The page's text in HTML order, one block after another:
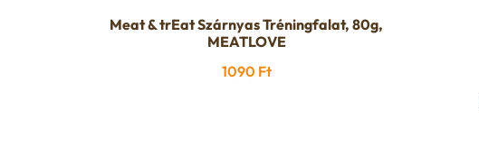
Meat & trEat Szárnyas Tréningfalat, 80g,
MEATLOVE
1090 Ft